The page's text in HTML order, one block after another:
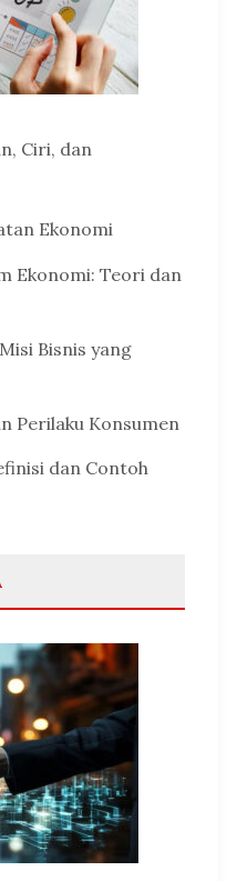
Ciri, dan
Ekonomi
Ekonomi: Teori dan
Bisnis yang
Perilaku Konsumen
dan Contoh